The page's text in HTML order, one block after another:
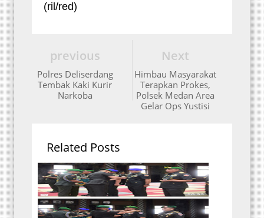
(ril/red)
Next
Himbau Masyarakat
Terapkan Prokes,
Polsek Medan Area
Gelar Ops Yustisi
previous
Polres Deliserdang
Tembak Kaki Kurir
Narkoba
Related Posts